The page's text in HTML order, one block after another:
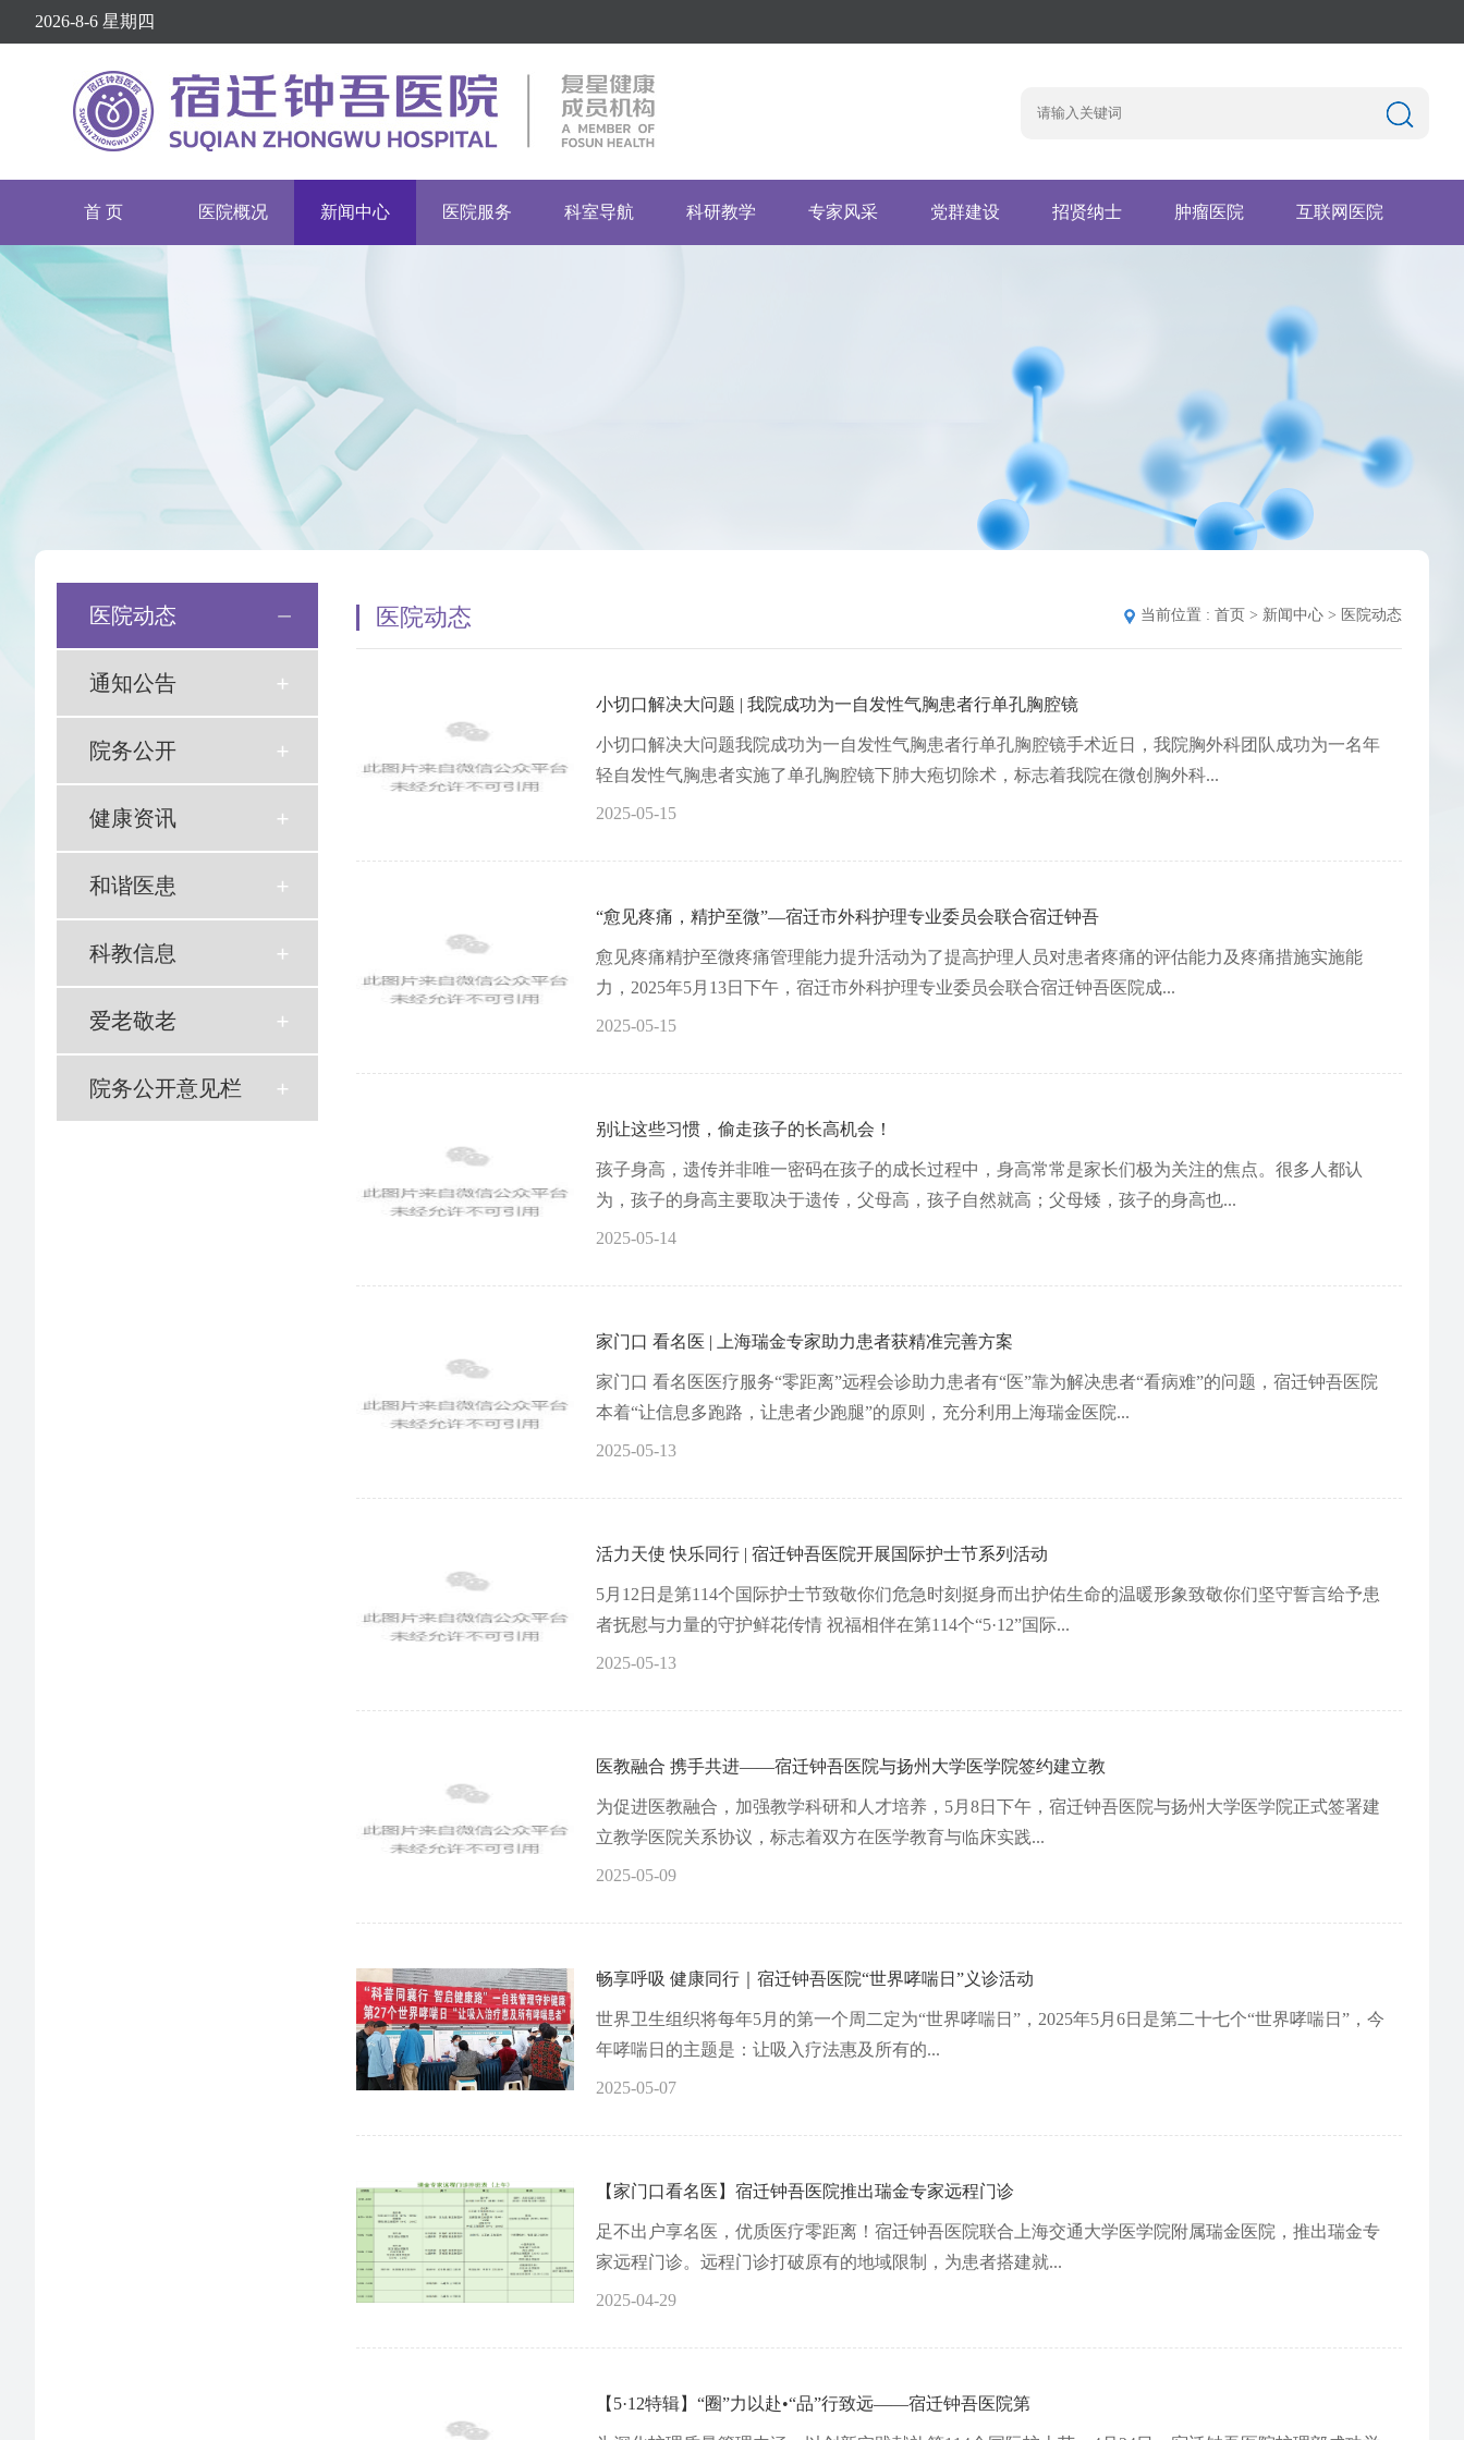
2026-8-6 星期四
首 页 医院概况
医疗设备
护理介绍
新闻中心
院务公开
健康资讯
和谐医患
科教信息
医院服务
就诊流程
科室导航 科研教学 专家风采 党群建设 招贤纳士 肿瘤医院 互联网医院
医院动态
通知公告
院务公开
健康资讯
和谐医患
科教信息
爱老敬老
院务公开意见栏
医院动态 当前位置 : 首页 > 新闻中心 > 医院动态
小切口解决大问题 | 我院成功为一自发性气胸患者行单孔胸腔镜
小切口解决大问题我院成功为一自发性气胸患者行单孔胸腔镜手术近日，我院胸外科团队成功为一名年
轻自发性气胸患者实施了单孔胸腔镜下肺大疱切除术，标志着我院在微创胸外科...
2025-05-15
“愈见疼痛，精护至微”—宿迁市外科护理专业委员会联合宿迁钟吾
愈见疼痛精护至微疼痛管理能力提升活动为了提高护理人员对患者疼痛的评估能力及疼痛措施实施能
力，2025年5月13日下午，宿迁市外科护理专业委员会联合宿迁钟吾医院成...
2025-05-15
别让这些习惯，偷走孩子的长高机会！
孩子身高，遗传并非唯一密码在孩子的成长过程中，身高常常是家长们极为关注的焦点。很多人都认
为，孩子的身高主要取决于遗传，父母高，孩子自然就高；父母矮，孩子的身高也...
2025-05-14
家门口 看名医 | 上海瑞金专家助力患者获精准完善方案
家门口 看名医医疗服务“零距离”远程会诊助力患者有“医”靠为解决患者“看病难”的问题，宿迁钟吾医院
本着“让信息多跑路，让患者少跑腿”的原则，充分利用上海瑞金医院...
2025-05-13
活力天使 快乐同行 | 宿迁钟吾医院开展国际护士节系列活动
5月12日是第114个国际护士节致敬你们危急时刻挺身而出护佑生命的温暖形象致敬你们坚守誓言给予患
者抚慰与力量的守护鲜花传情 祝福相伴在第114个“5·12”国际...
2025-05-13
医教融合 携手共进——宿迁钟吾医院与扬州大学医学院签约建立教
为促进医教融合，加强教学科研和人才培养，5月8日下午，宿迁钟吾医院与扬州大学医学院正式签署建
立教学医院关系协议，标志着双方在医学教育与临床实践...
2025-05-09
畅享呼吸 健康同行｜宿迁钟吾医院“世界哮喘日”义诊活动
世界卫生组织将每年5月的第一个周二定为“世界哮喘日”，2025年5月6日是第二十七个“世界哮喘日”，今
年哮喘日的主题是：让吸入疗法惠及所有的...
2025-05-07
【家门口看名医】宿迁钟吾医院推出瑞金专家远程门诊
足不出户享名医，优质医疗零距离！宿迁钟吾医院联合上海交通大学医学院附属瑞金医院，推出瑞金专
家远程门诊。远程门诊打破原有的地域限制，为患者搭建就...
2025-04-29
【5·12特辑】“圈”力以赴•“品”行致远——宿迁钟吾医院第